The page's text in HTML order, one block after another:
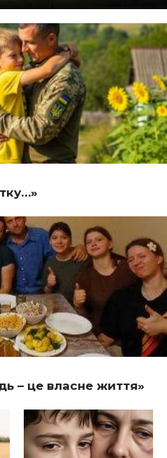
– це власне життя»